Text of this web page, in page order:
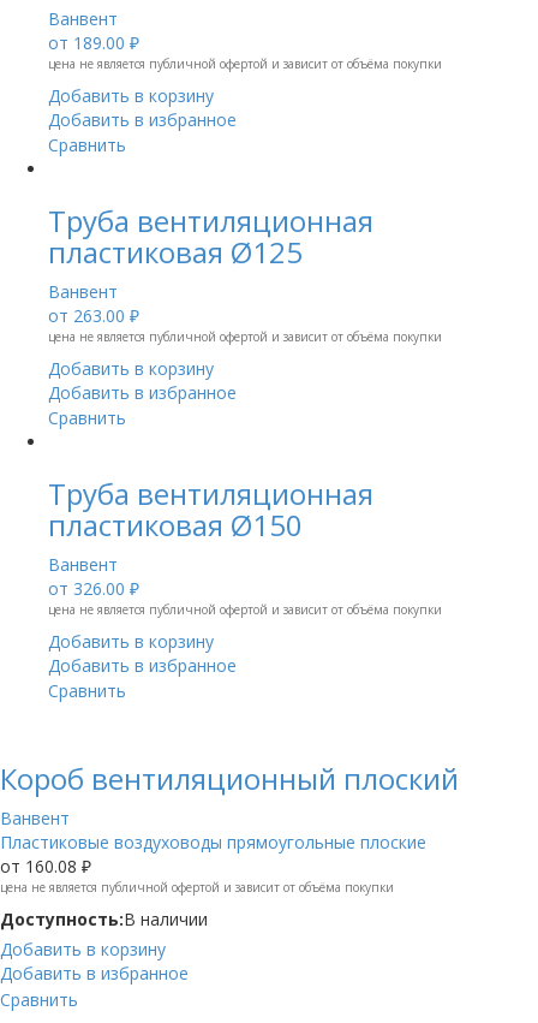
Ванвент
от 189.00 ₽
цена не является публичной офертой и зависит от объёма покупки
Добавить в корзину
Добавить в избранное
Сравнить
Труба вентиляционная
пластиковая Ø125
Ванвент
от 263.00 ₽
цена не является публичной офертой и зависит от объёма покупки
Добавить в корзину
Добавить в избранное
Сравнить
Труба вентиляционная
пластиковая Ø150
Ванвент
от 326.00 ₽
цена не является публичной офертой и зависит от объёма покупки
Добавить в корзину
Добавить в избранное
Сравнить
Короб вентиляционный плоский
Ванвент
Пластиковые воздуховоды прямоугольные плоские
от 160.08 ₽
цена не является публичной офертой и зависит от объёма покупки
Доступность:В наличии
Добавить в корзину
Добавить в избранное
Сравнить